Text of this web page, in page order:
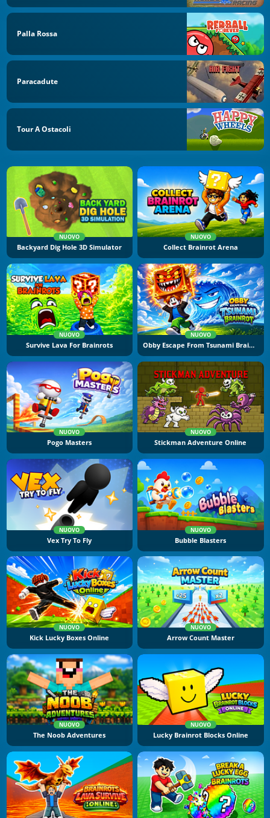
Palla Rossa
Paracadute
Tour A Ostacoli
NUOVO
Backyard Dig Hole 3D Simulator
NUOVO
Collect Brainrot Arena
NUOVO
Survive Lava For Brainrots
NUOVO
Obby Escape From Tsunami Brainrot
NUOVO
Pogo Masters
NUOVO
Stickman Adventure Online
NUOVO
Vex Try To Fly
NUOVO
Bubble Blasters
NUOVO
Kick Lucky Boxes Online
NUOVO
Arrow Count Master
NUOVO
The Noob Adventures
NUOVO
Lucky Brainrot Blocks Online